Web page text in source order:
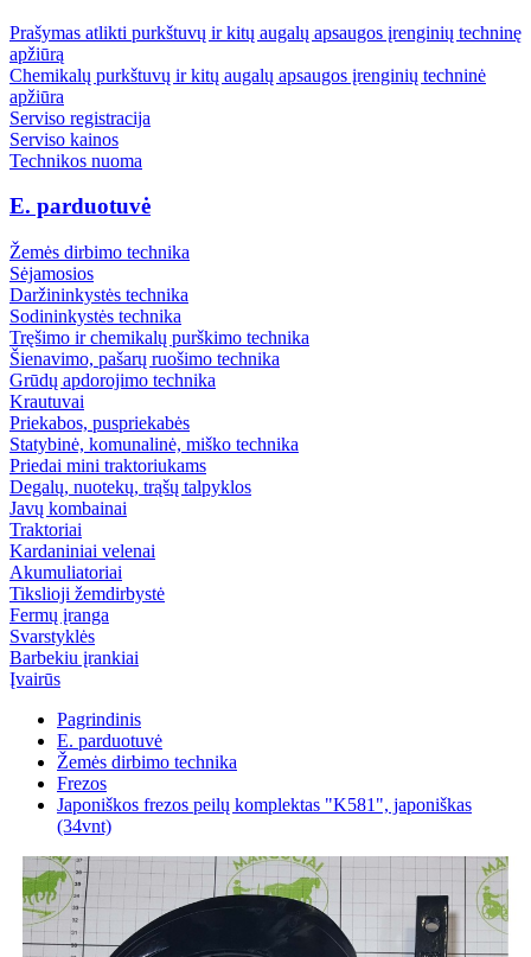
Prašymas atlikti purkštuvų ir kitų augalų apsaugos įrenginių techninę
apžiūrą
Chemikalų purkštuvų ir kitų augalų apsaugos įrenginių techninė
apžiūra
Serviso registracija
Serviso kainos
Technikos nuoma
E. parduotuvė
Žemės dirbimo technika
Sėjamosios
Daržininkystės technika
Sodininkystės technika
Tręšimo ir chemikalų purškimo technika
Šienavimo, pašarų ruošimo technika
Grūdų apdorojimo technika
Krautuvai
Priekabos, puspriekabės
Statybinė, komunalinė, miško technika
Priedai mini traktoriukams
Degalų, nuotekų, trąšų talpyklos
Javų kombainai
Traktoriai
Kardaniniai velenai
Akumuliatoriai
Tikslioji žemdirbystė
Fermų įranga
Svarstyklės
Barbekiu įrankiai
Įvairūs
Pagrindinis
E. parduotuvė
Žemės dirbimo technika
Frezos
Japoniškos frezos peilų komplektas "K581", japoniškas
(34vnt)